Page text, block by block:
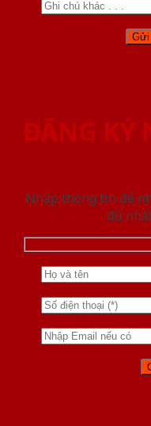
ĐĂNG KÝ
Nhập thông tin để
đủ